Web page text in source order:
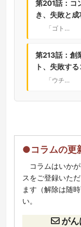
第201話：コ
き、失敗と
「ゴト…
第213話：創
ト、失敗す
「ウチ…
●コラムの更
コラムはいか
スをご登録いた
ます（解除は随
い。
がん